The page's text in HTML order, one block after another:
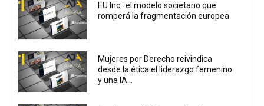
EU Inc.: el modelo societario que
romperá la fragmentación europea
Mujeres por Derecho reivindica
desde la ética el liderazgo femenino
y una IA...